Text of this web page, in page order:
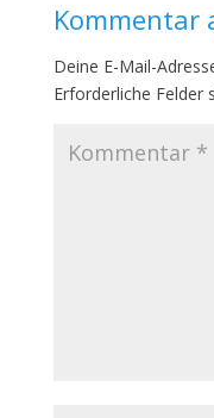
Kommentar
Deine E-Mail-
Erforderliche Felder